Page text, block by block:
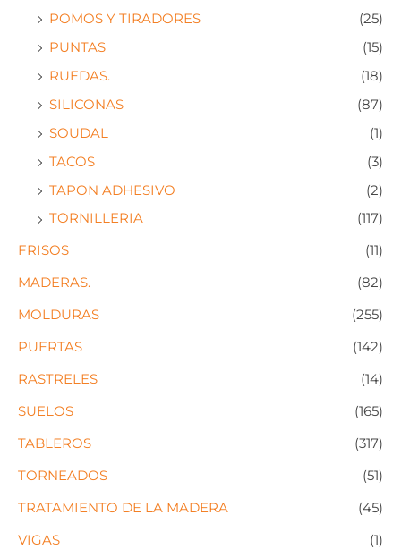
POMOS Y TIRADORES
(25)
PUNTAS
(15)
RUEDAS.
(18)
SILICONAS
(87)
SOUDAL
(1)
TACOS
(3)
TAPON ADHESIVO
(2)
TORNILLERIA
(117)
FRISOS
(11)
MADERAS.
(82)
MOLDURAS
(255)
PUERTAS
(142)
RASTRELES
(14)
SUELOS
(165)
TABLEROS
(317)
TORNEADOS
(51)
TRATAMIENTO DE LA MADERA
(45)
VIGAS
(1)